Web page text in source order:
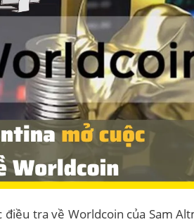
tra về Worldcoin của Sam